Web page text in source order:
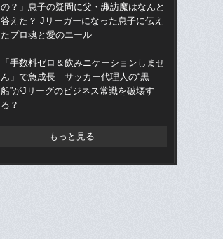
の？」息子の疑問に父・諏訪魔はなんと
答えた？ Jリーガーになった息子に伝え
たプロ魂と愛のエール
「手数料ゼロ＆飲みニケーションしませ
ん」で急成長 サッカー代理人の“黒
船”がJリーグのビジネス常識を破壊す
る？
もっと見る